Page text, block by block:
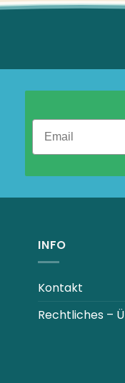
weist
Die
Optionen
auf
der
Produktseite
INFO
Kontakt
Rechtliches –